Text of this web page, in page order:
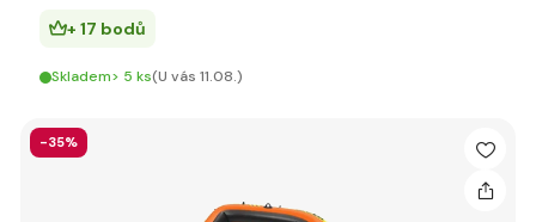
+ 17 bodů
Skladem> 5 ks(U vás 11.08.)
-35%